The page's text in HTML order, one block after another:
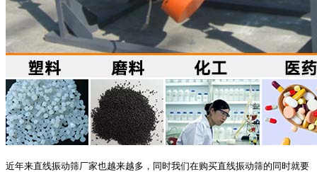
近年来直线振动筛厂家也越来越多，同时我们在购买直线振动筛的同时就要